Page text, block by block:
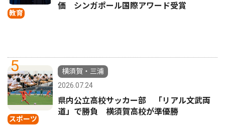
教育
価 シンガポール国際アワード受賞
5
スポーツ
横須賀・三浦
2026.07.24
県内公立高校サッカー部 「リアル文武両
道」で勝負 横須賀高校が準優勝